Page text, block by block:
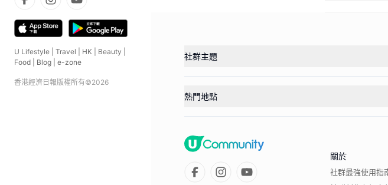
U Lifestyle Travel HK Beauty
Food
Blog e-zone
香港經濟日報版權所有©2026
社群主題
熱門地點
關於
社群最強使用指